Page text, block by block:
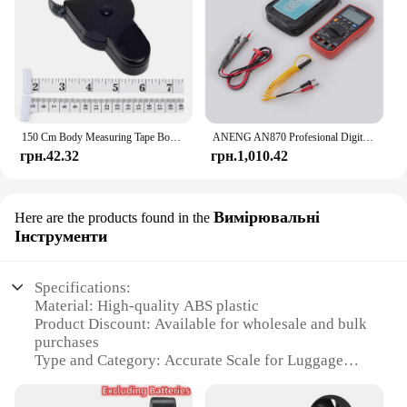
грн.42.32
ANENG AN870 Profesional Digital Multimeter 19999 Counts True Rms AC/DC Voltage Current NCV Transistor Accurate Auto Range Tester
грн.1,010.42
Here are the products found in the Вимірювальні
Інструменти
Specifications:
Material: High-quality ABS plastic
Product Discount: Available for wholesale and bulk
purchases
Type and Category: Accurate Scale for Luggage
to-read display